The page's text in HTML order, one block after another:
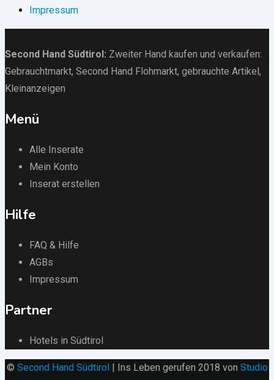
Impressum
Second Hand Südtirol : Zweiter Hand kaufen und verkaufen:
Gebrauchtmarkt, Second Hand Flohmarkt, gebrauchte Artikel ,
Kleinanzeigen
Menü
Alle Inserate
Mein Konto
Inserat erstellen
Hilfe
FAQ & Hilfe
AGBs
Impressum
Partner
Hotels in Südtirol
© Second Hand Südtirol | Ins Leben gerufen 2018 von Studio